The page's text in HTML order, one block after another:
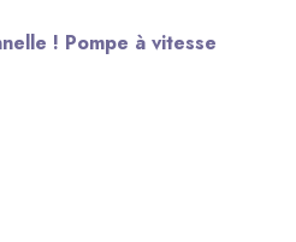
! Pompe à vitesse